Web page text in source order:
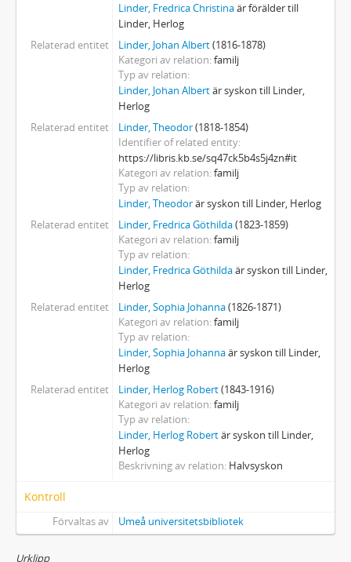
Linder, Fredrica Christinaär förälder till
Linder, Herlog
Relaterad entitet
Linder, Johan Albert(1816-1878)
Kategori av relation familj
Typ av relation
Linder, Johan Albertär syskon till Linder,
Herlog
Relaterad entitet
Linder, Theodor(1818-1854)
Identifier of related entity
https://libris.kb.se/sq47ck5b4s5j4zn#it
Kategori av relation familj
Typ av relation
Linder, Theodorär syskon till Linder, Herlog
Relaterad entitet
Linder, Fredrica Göthilda(1823-1859)
Kategori av relation familj
Typ av relation
Linder, Fredrica Göthildaär syskon till Linder,
Herlog
Relaterad entitet
Linder, Sophia Johanna(1826-1871)
Kategori av relation familj
Typ av relation
Linder, Sophia Johannaär syskon till Linder,
Herlog
Relaterad entitet
Linder, Herlog Robert(1843-1916)
Kategori av relation familj
Typ av relation
Linder, Herlog Robertär syskon till Linder,
Herlog
Beskrivning av relation Halvsyskon
Kontroll
Förvaltas av Umeå universitetsbibliotek
Urklipp